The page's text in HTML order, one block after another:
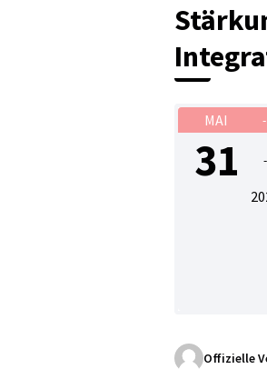
MAI -
31 -
Offizielle